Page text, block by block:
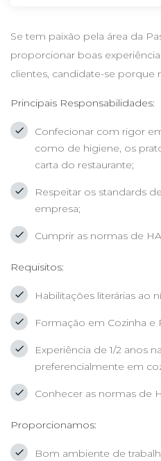
Se tem paixão pela área da
proporcionar boas
clientes, candidate-se porque
Principais Responsabilidades:
Confecionar com rigor
como de higiene, os
carta do restaurante;
Respeitar os standards
empresa;
Cumprir as normas de
Requisitos:
Habilitações literárias ao
Formação em Cozinha e
Experiência de 1/2 anos
preferencialmente em
Conhecer as normas de
Proporcionamos:
Bom ambiente de